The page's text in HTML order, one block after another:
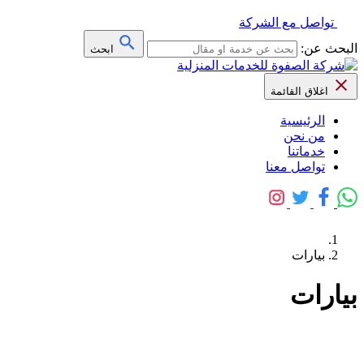
تواصل مع الشركة
البحث عن:
ابحث
اغلاق القائمة
الرئيسية
من نحن
خدماتنا
تواصل معنا
بيارات
بيارات